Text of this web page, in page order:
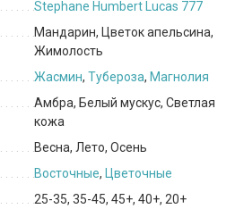
Stephane Humbert Lucas 777
Мандарин, Цветок апельсина,
Жимолость
Жасмин, Тубероза, Магнолия
Амбра, Белый мускус, Светлая
кожа
Весна, Лето, Осень
Восточные, Цветочные
25-35, 35-45, 45+, 40+, 20+